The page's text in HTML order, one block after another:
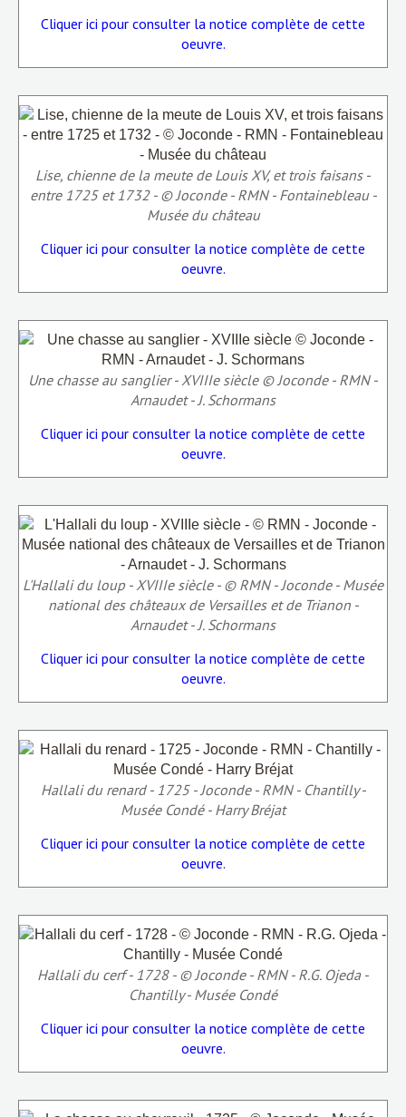
Cliquer ici pour consulter la notice complète de cette
oeuvre.
Lise, chienne de la meute de Louis XV, et trois faisans -
entre 1725 et 1732 - © Joconde - RMN - Fontainebleau -
Musée du château
Cliquer ici pour consulter la notice complète de cette
oeuvre.
Une chasse au sanglier - XVIIIe siècle © Joconde - RMN -
Arnaudet - J. Schormans
Cliquer ici pour consulter la notice complète de cette
oeuvre.
L'Hallali du loup - XVIIIe siècle - © RMN - Joconde - Musée
national des châteaux de Versailles et de Trianon -
Arnaudet - J. Schormans
Cliquer ici pour consulter la notice complète de cette
oeuvre.
Hallali du renard - 1725 - Joconde - RMN - Chantilly -
Musée Condé - Harry Bréjat
Cliquer ici pour consulter la notice complète de cette
oeuvre.
Hallali du cerf - 1728 - © Joconde - RMN - R.G. Ojeda -
Chantilly - Musée Condé
Cliquer ici pour consulter la notice complète de cette
oeuvre.